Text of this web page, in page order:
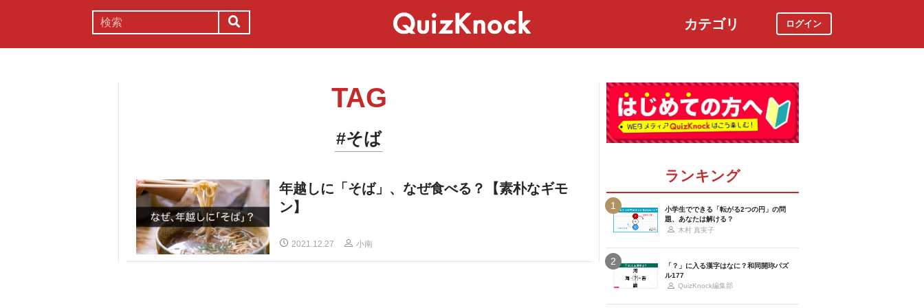
カテゴリ ログイン
TAG
#そば
年越しに「そば」、なぜ食べる？【素朴なギモ
ン】
2021.12.27 小南
ランキング
1
小学生でできる「転がる2つの円」の問
題、あなたは解ける？
木村 真実子
2
「？」に入る漢字はなに？和同開珎パズ
ル177
QuizKnock編集部